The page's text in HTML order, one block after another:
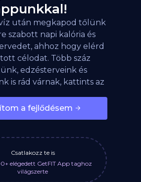
után megkapod tőlünk
szabott napi kalória és
ahhoz hogy elérd
célodat. Több száz
edzésterveink és
is rád várnak, kattints az
a fejlődésem
Csatlakozz te is
elégedett GetFIT App taghoz
világszerte